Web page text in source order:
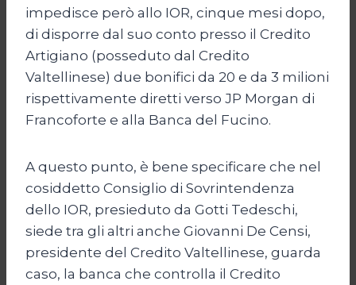
impedisce però allo IOR, cinque mesi dopo,
di disporre dal suo conto presso il Credito
Artigiano (posseduto dal Credito
Valtellinese) due bonifici da 20 e da 3 milioni
rispettivamente diretti verso JP Morgan di
Francoforte e alla Banca del Fucino.
A questo punto, è bene specificare che nel
cosiddetto Consiglio di Sovrintendenza
dello IOR, presieduto da Gotti Tedeschi,
siede tra gli altri anche Giovanni De Censi,
presidente del Credito Valtellinese, guarda
caso, la banca che controlla il Credito